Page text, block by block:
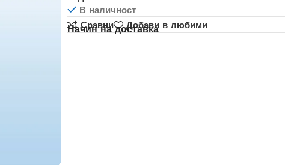
В наличност
Сравни
Добави в любими
Начин на доставка